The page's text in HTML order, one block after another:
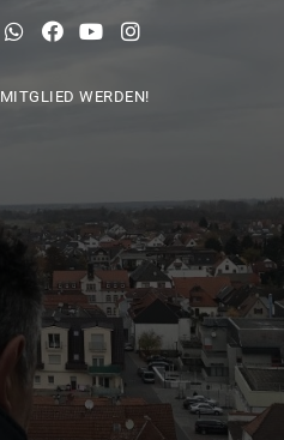
MITGLIED WERDEN!